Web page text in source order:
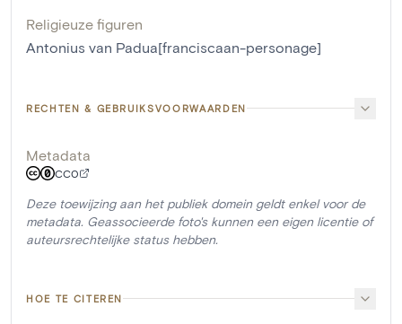
Religieuze figuren
Antonius van Padua[franciscaan-personage]
RECHTEN & GEBRUIKSVOORWAARDEN
Metadata
CC0
Deze toewijzing aan het publiek domein geldt enkel voor de
metadata. Geassocieerde foto's kunnen een eigen licentie of
auteursrechtelijke status hebben.
HOE TE CITEREN